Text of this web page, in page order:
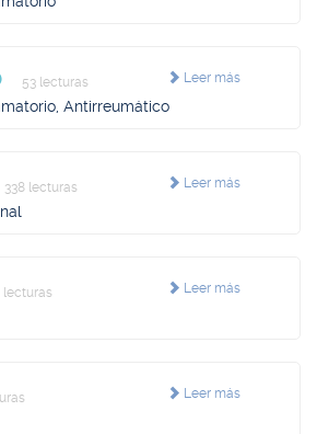
Leer más
53 lecturas
Antirreumático
Leer más
338 lecturas
Leer más
lecturas
Leer más